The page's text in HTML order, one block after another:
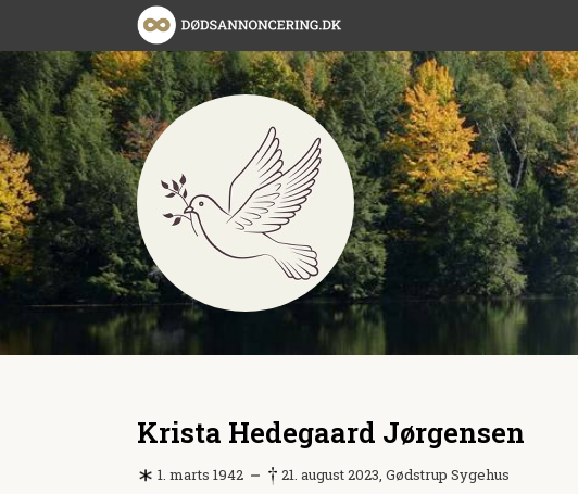
Krista Hedegaard Jørgensen
1. marts 1942 21. august 2023, Gødstrup Sygehus